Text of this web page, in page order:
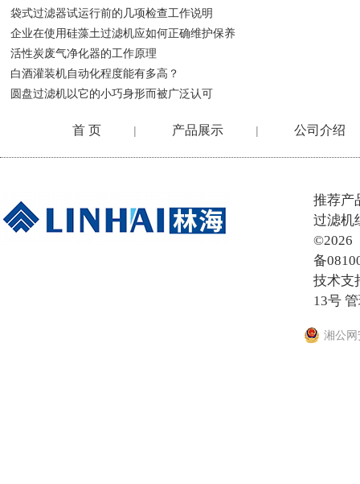
袋式过滤器试运行前的几项检查工作说明
企业在使用硅藻土过滤机应如何正确维护保养
活性炭废气净化器的工作原理
白酒灌装机自动化程度能有多高？
圆盘过滤机以它的小巧身形而被广泛认可
首 页 | 产品展示 | 公司介绍
推荐产
过滤机
©2026
备
技术支
13号
湘公